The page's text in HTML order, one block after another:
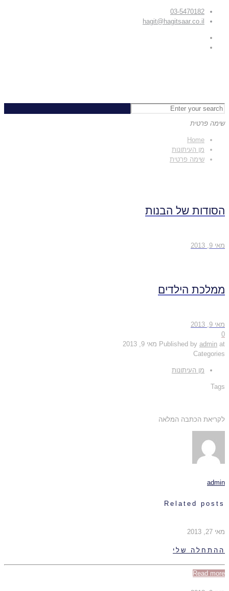
03-5470182
hagit@hagitsaar.co.il
שימה פרטית
Home
מן העיתונות
שימה פרטית
הסודות של הבנות
מאי 9, 2013
ממלכת הילדים
מאי 9, 2013
0
Published by admin at
מאי 9, 2013
Categories
מן העיתונות
Tags
לקריאת הכתבה המלאה
admin
Related posts
מאי 27, 2013
ההתחלה שלי
Read more